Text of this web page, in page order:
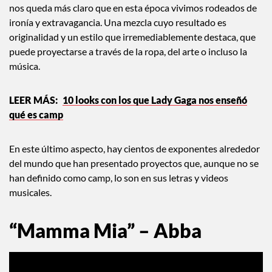
nos queda más claro que en esta época vivimos rodeados de
ironía y extravagancia. Una mezcla cuyo resultado es
originalidad y un estilo que irremediablemente destaca, que
puede proyectarse a través de la ropa, del arte o incluso la
música.
10 looks con los que Lady Gaga nos enseñó
qué es camp
En este último aspecto, hay cientos de exponentes alrededor
del mundo que han presentado proyectos que, aunque no se
han definido como camp, lo son en sus letras y videos
musicales.
“Mamma Mia” – Abba